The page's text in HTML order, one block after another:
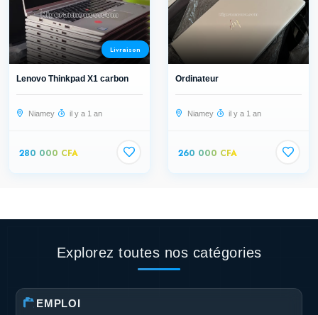
Livraison
Lenovo Thinkpad X1 carbon
Niamey il y a 1 an
280 000 CFA
Ordinateur
Niamey il y a 1 an
260 000 CFA
Explorez toutes nos catégories
EMPLOI